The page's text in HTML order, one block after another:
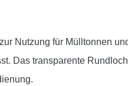
Nutzung für Mülltonnen
Das transparente